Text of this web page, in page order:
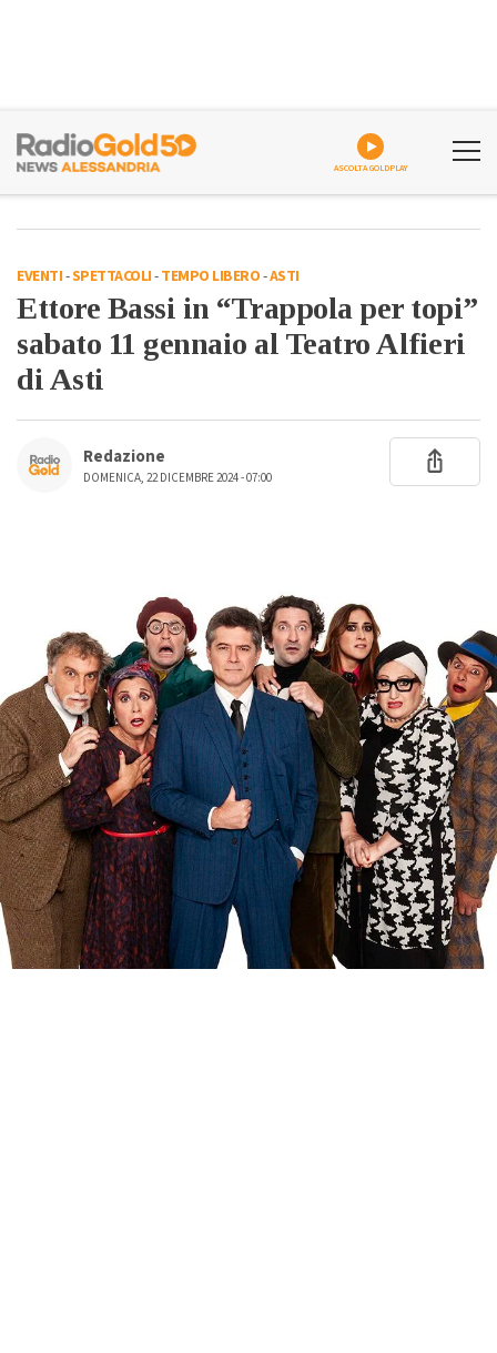
ASCOLTA GOLDPLAY
EVENTI-SPETTACOLI-TEMPO LIBERO-ASTI
Ettore Bassi in “Trappola per topi”
sabato 11 gennaio al Teatro Alfieri
di Asti
Redazione
DOMENICA, 22 DICEMBRE 2024 - 07:00